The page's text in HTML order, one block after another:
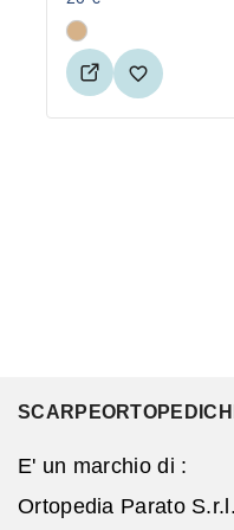
E' un marchio di :
Ortopedia Parato S.r.l.